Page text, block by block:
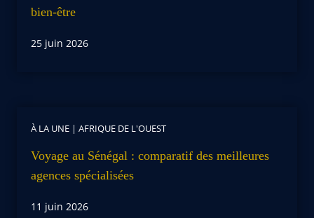
bien-être
25 juin 2026
À LA UNE | AFRIQUE DE L'OUEST
Voyage au Sénégal : comparatif des meilleures
agences spécialisées
11 juin 2026